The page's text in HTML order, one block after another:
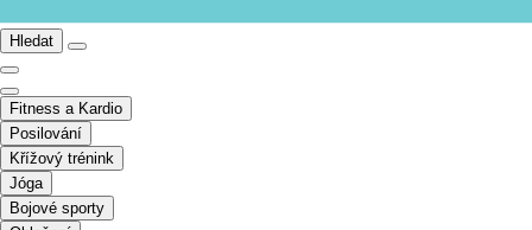
Hledat
Fitness a Kardio
Posilování
Křížový trénink
Jóga
Bojové sporty